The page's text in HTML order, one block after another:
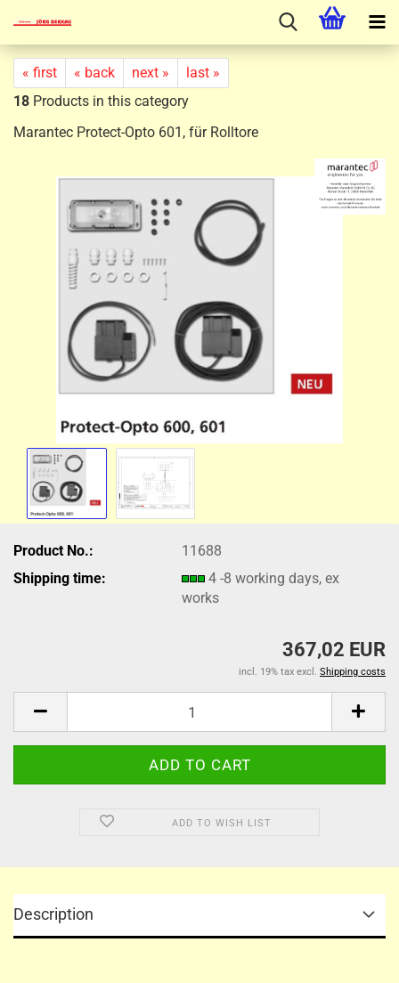
« first « back next »
last »
18 Products in this category
Marantec Protect-Opto 601, für Rolltore
Product No.:
11688
Shipping time:
4 -8 working days, ex
works
367,02 EUR
incl. 19% tax excl. Shipping costs
ADD TO WISH LIST
Description